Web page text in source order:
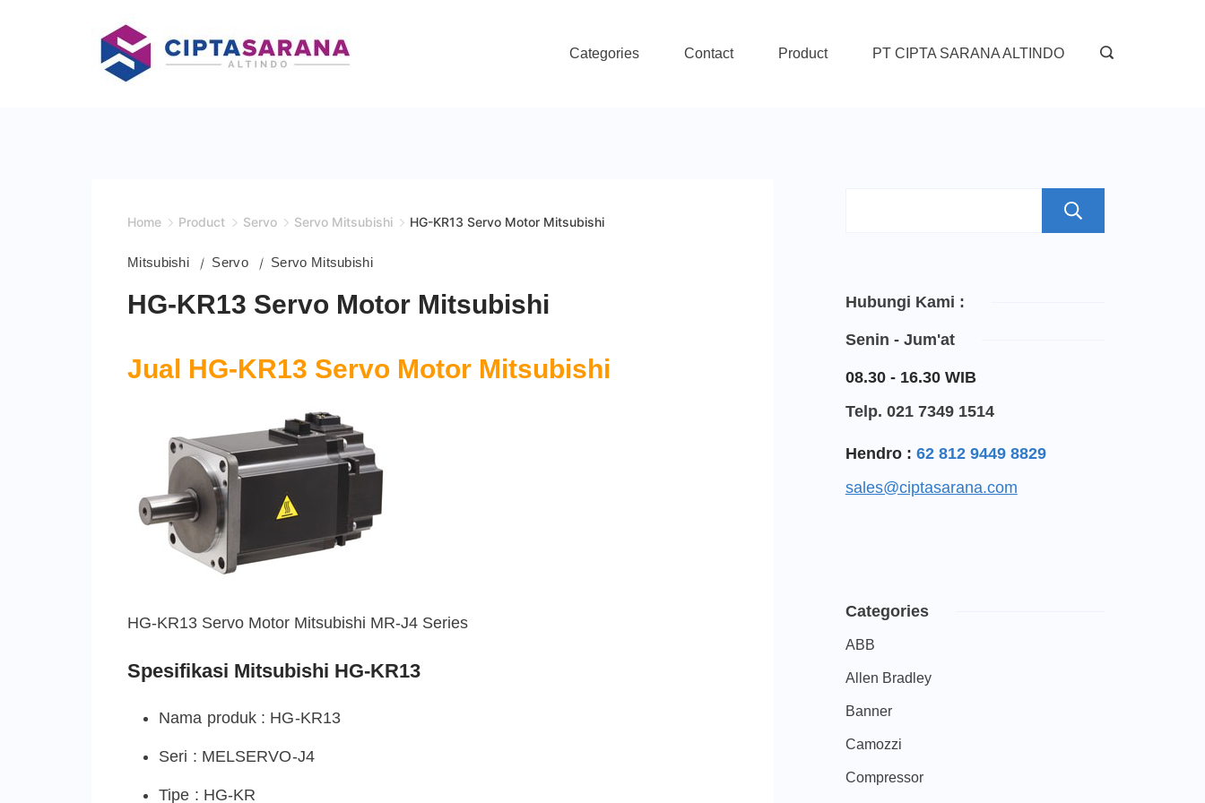
Categories Contact Product PT CIPTA SARANA ALTINDO
Home Product Servo Servo Mitsubishi HG-KR13 Servo Motor Mitsubishi
Mitsubishi Servo Servo Mitsubishi
HG-KR13 Servo Motor Mitsubishi
Jual HG-KR13 Servo Motor Mitsubishi
HG-KR13 Servo Motor Mitsubishi MR-J4 Series
Spesifikasi Mitsubishi HG-KR13
Nama produk : HG-KR13
Seri : MELSERVO-J4
Tipe : HG-KR
Hubungi Kami :
Senin - Jum'at
08.30 - 16.30 WIB
Telp. 021 7349 1514
Hendro : 62 812 9449 8829
sales@ciptasarana.com
Categories
ABB
Allen Bradley
Banner
Camozzi
Compressor